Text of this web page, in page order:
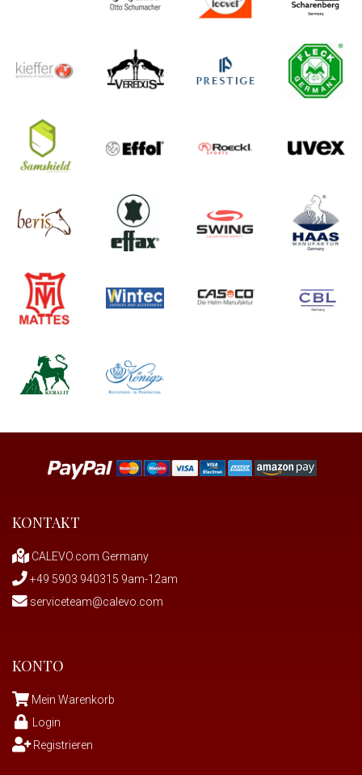
KONTAKT
CALEVO.com Germany
+49 5903 940315 9am-12am
serviceteam@calevo.com
KONTO
Mein Warenkorb
Login
Registrieren